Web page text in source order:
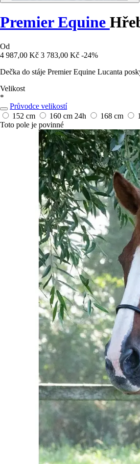
Premier Equine
Od
4 987,00 Kč 3 783,00 Kč -24%
Dečka do stáje Premier Equine Lucanta
Velikost
*
Průvodce velikostí
152 cm
160 cm 24h 168 cm
Toto pole je povinné